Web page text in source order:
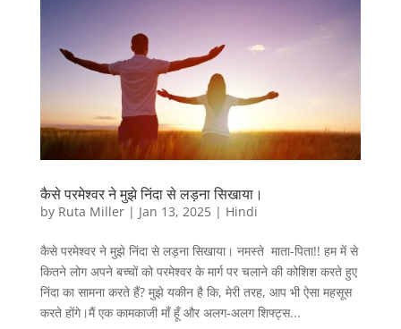
कैसे परमेश्वर ने मुझे निंदा से लड़ना सिखाया।
by Ruta Miller| Jan 13, 2025| Hindi
कैसे परमेश्वर ने मुझे निंदा से लड़ना सिखाया। नमस्ते माता-पिता!! हम में से
कितने लोग अपने बच्चों को परमेश्वर के मार्ग पर चलाने की कोशिश करते हुए
निंदा का सामना करते हैं? मुझे यकीन है कि, मेरी तरह, आप भी ऐसा महसूस
करते होंगे।मैं एक कामकाजी माँ हूँ और अलग-अलग शिफ्ट्स...